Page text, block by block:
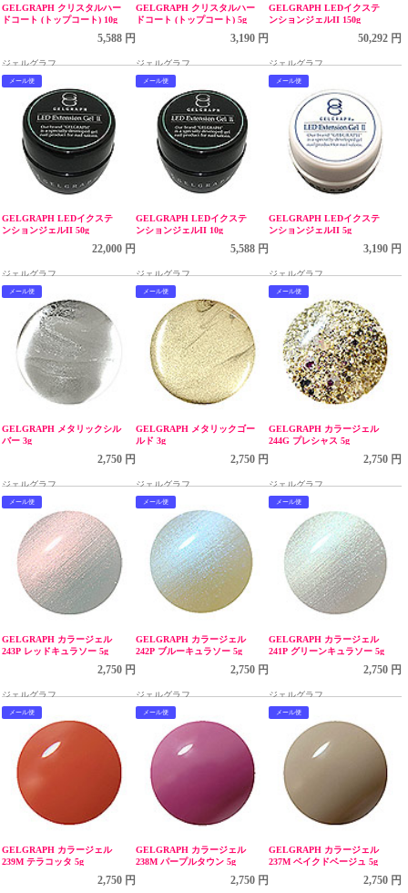
GELGRAPH クリスタルハー
ドコート (トップコート) 10g
5,588 円
ジェルグラフ
GELGRAPH クリスタルハー
ドコート (トップコート) 5g
3,190 円
ジェルグラフ
GELGRAPH LEDイクステ
ンションジェルII 150g
50,292 円
ジェルグラフ
メール便
GELGRAPH LEDイクステ
ンションジェルII 50g
22,000 円
ジェルグラフ
メール便
GELGRAPH LEDイクステ
ンションジェルII 10g
5,588 円
ジェルグラフ
メール便
GELGRAPH LEDイクステ
ンションジェルII 5g
3,190 円
ジェルグラフ
メール便
GELGRAPH メタリックシル
バー 3g
2,750 円
ジェルグラフ
メール便
GELGRAPH メタリックゴー
ルド 3g
2,750 円
ジェルグラフ
メール便
GELGRAPH カラージェル
244G プレシャス 5g
2,750 円
ジェルグラフ
メール便
GELGRAPH カラージェル
243P レッドキュラソー 5g
2,750 円
ジェルグラフ
メール便
GELGRAPH カラージェル
242P ブルーキュラソー 5g
2,750 円
ジェルグラフ
メール便
GELGRAPH カラージェル
241P グリーンキュラソー 5g
2,750 円
ジェルグラフ
メール便
GELGRAPH カラージェル
239M テラコッタ 5g
2,750 円
メール便
GELGRAPH カラージェル
238M パープルタウン 5g
2,750 円
メール便
GELGRAPH カラージェル
237M ベイクドベージュ 5g
2,750 円